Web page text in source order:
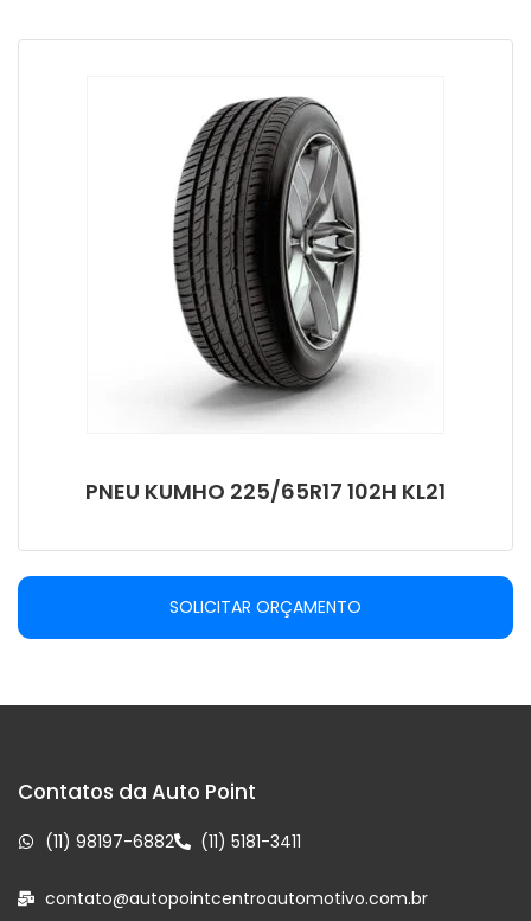
PNEU KUMHO 225/65R17 102H KL21
SOLICITAR ORÇAMENTO
Contatos da Auto Point
(11) 98197-6882 (11) 5181-3411
contato@autopointcentroautomotivo.com.br